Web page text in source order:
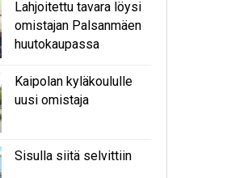
Lahjoitettu tavara löysi
omistajan Palsanmäen
huutokaupassa
Kaipolan kyläkoululle
uusi omistaja
Sisulla siitä selvittiin